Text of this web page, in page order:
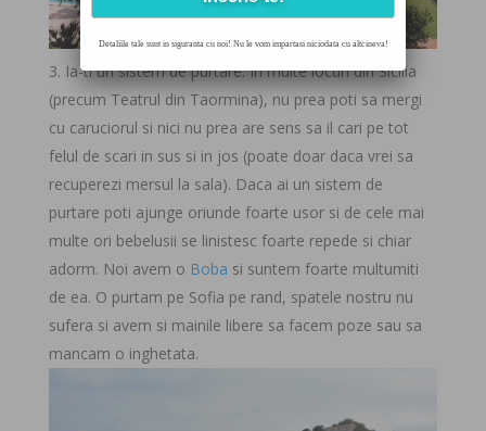
Ia-ti un sistem de purtare. In multe locuri din Sicilia
(precum Teatrul din Taormina), nu prea poti sa mergi
cu caruciorul si nici nu prea are sens sa il cari pe tot
felul de scari in sus si in jos (poate doar daca vrei sa
recuperezi mersul la sala). Daca ai un sistem de
purtare poti ajunge oriunde foarte usor si de cele mai
multe ori bebelusii se linistesc foarte repede si chiar
adorm. Noi avem o Boba si suntem foarte multumiti
de ea. O purtam pe Sofia pe rand, spatele nostru nu
sufera si avem si mainile libere sa facem poze sau sa
mancam o inghetata.
Detaliile tale sunt in siguranta cu noi! Nu le vom impartasi niciodata cu altcineva!